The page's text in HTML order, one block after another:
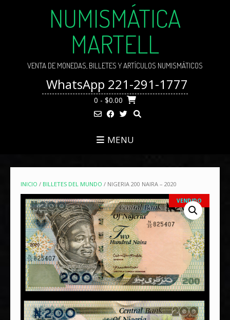
NUMISMÁTICA
MARTELL
VENTA DE MONEDAS, BILLETES Y ARTÍCULOS NUMISMÁTICOS
WhatsApp 221-291-1777
0 - $0.00
MENU
INICIO / BILLETES DEL MUNDO / NIGERIA 200 NAIRA – 2020
VENDIDO